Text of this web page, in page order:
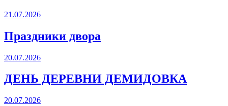
21.07.2026
Праздники двора
20.07.2026
ДЕНЬ ДЕРЕВНИ ДЕМИДОВКА
20.07.2026